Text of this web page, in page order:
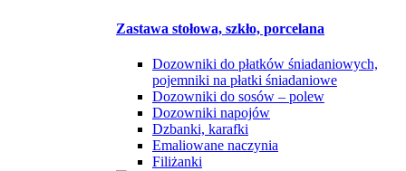
Zastawa stołowa, szkło, porcelana
Dozowniki do płatków śniadaniowych,
pojemniki na płatki śniadaniowe
Dozowniki do sosów – polew
Dozowniki napojów
Dzbanki, karafki
Emaliowane naczynia
Filiżanki